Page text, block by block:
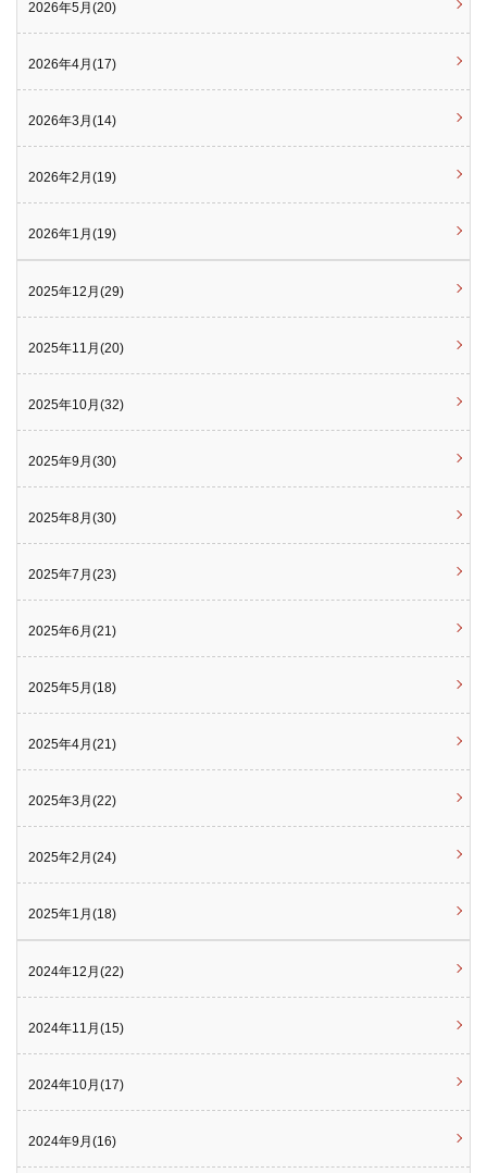
2026年5月(20)
2026年4月(17)
2026年3月(14)
2026年2月(19)
2026年1月(19)
2025年12月(29)
2025年11月(20)
2025年10月(32)
2025年9月(30)
2025年8月(30)
2025年7月(23)
2025年6月(21)
2025年5月(18)
2025年4月(21)
2025年3月(22)
2025年2月(24)
2025年1月(18)
2024年12月(22)
2024年11月(15)
2024年10月(17)
2024年9月(16)